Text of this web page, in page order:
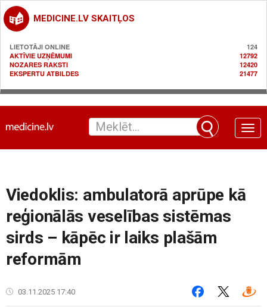
MEDICINE.LV SKAITĻOS
LIETOTĀJI ONLINE
124
AKTĪVIE UZŅĒMUMI
12792
NOZARES RAKSTI
12420
EKSPERTU ATBILDES
21477
Toggle
Viedoklis: ambulatorā aprūpe kā
reģionālās veselības sistēmas
sirds – kāpēc ir laiks plašām
reformām
03.11.2025 17:40